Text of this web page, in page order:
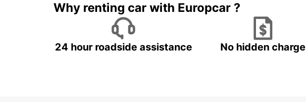
Why renting car with Europcar ?
24 hour roadside assistance No hidden charge